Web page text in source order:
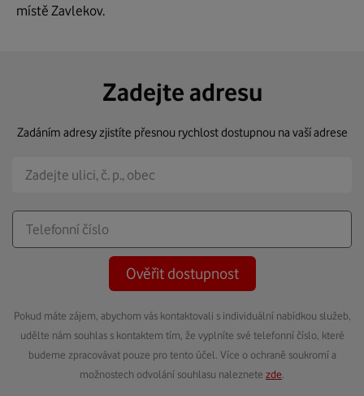
místě Zavlekov.
Zadejte adresu
Zadáním adresy zjistíte přesnou rychlost dostupnou na vaší adrese
Ověřit dostupnost
Pokud máte zájem, abychom vás kontaktovali s individuální nabídkou služeb,
udělte nám souhlas s kontaktem tím, že vyplníte své telefonní číslo, které
budeme zpracovávat pouze pro tento účel. Více o ochraně soukromí a
možnostech odvolání souhlasu naleznete zde